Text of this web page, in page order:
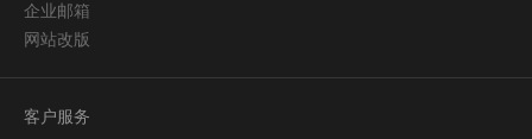
企业邮箱
网站改版
客户服务